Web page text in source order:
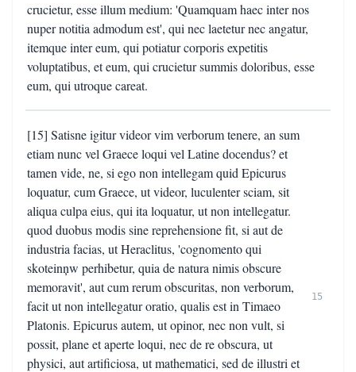
crucietur, esse illum medium: 'Quamquam haec inter nos
nuper notitia admodum est', qui nec laetetur nec angatur,
itemque inter eum, qui potiatur corporis expetitis
voluptatibus, et eum, qui crucietur summis doloribus, esse
eum, qui utroque careat.
[15] Satisne igitur videor vim verborum tenere, an sum
etiam nunc vel Graece loqui vel Latine docendus? et
tamen vide, ne, si ego non intellegam quid Epicurus
loquatur, cum Graece, ut videor, luculenter sciam, sit
aliqua culpa eius, qui ita loquatur, ut non intellegatur.
quod duobus modis sine reprehensione fit, si aut de
industria facias, ut Heraclitus, 'cognomento qui
skoteinņw perhibetur, quia de natura nimis obscure
memoravit', aut cum rerum obscuritas, non verborum,
facit ut non intellegatur oratio, qualis est in Timaeo
Platonis. Epicurus autem, ut opinor, nec non vult, si
possit, plane et aperte loqui, nec de re obscura, ut
physici, aut artificiosa, ut mathematici, sed de illustri et
15